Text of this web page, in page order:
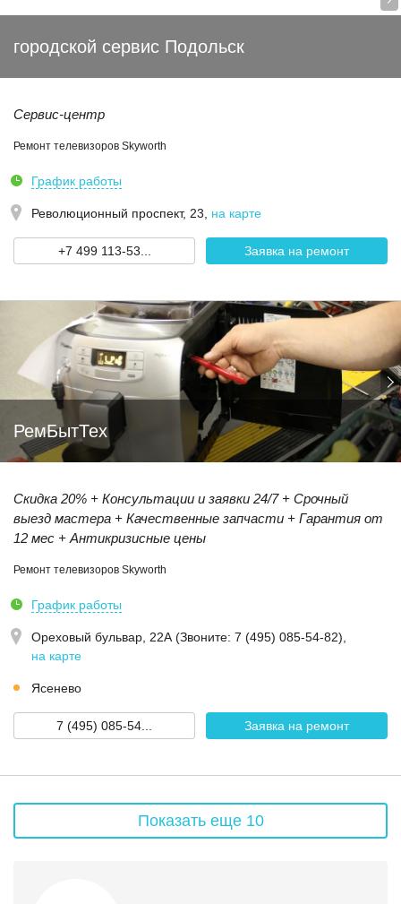
городской сервис Подольск
Сервис-центр
Ремонт телевизоров Skyworth
График работы
Революционный проспект, 23 на карте
+7 499 113-53... Заявка на ремонт
РемБытТех
Скидка 20% + Консультации и заявки 24/7 + Срочный
выезд мастера + Качественные запчасти + Гарантия от
12 мес + Антикризисные цены
Ремонт телевизоров Skyworth
График работы
Ореховый бульвар, 22А (Звoнитe: 7 (495) 085-54-82)
на карте
Ясенево
7 (495) 085-54... Заявка на ремонт
Показать еще 10